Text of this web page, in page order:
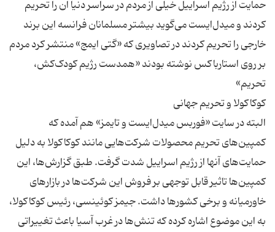
حمایت از رژیم اسراییل خیلی از مردم در سراسر دنیا آن را تحریم
کردند و میدل‌ایست می‌گوید بیشتر مسلمانان فرانسه این برند
خارجی را تحریم کردند در تصاویری که «گتی ایمج» منتشر کرد مردم
بر روی استارباکس نوشته بودند «همدست رژیم کودک‌کش،
البته در سایت «فوربس میدل‌ایست و تایمز» هم آمده که
کمپین‌های تحریم محصولات شرکت‌هایی مانند کوکاکولا به دلیل
حمایت‌های آنها از رژیم اسراییل شدت گرفت. طبق گزارش‌ها، این
کمپین‌ها تاثیر قابل توجهی بر فروش این شرکت‌ها در بازارهای
خاورمیانه و برخی کشورها داشت. جیمز کوئینسی، رئیس کوکاکولا،
به این موضوع اشاره کرده که تنش‌ها در غرب آسیا باعث تغییراتی